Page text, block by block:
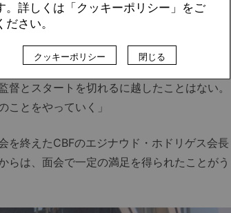
ー）、アレックス・テレス（セビージャ）
戸惑いを口にしていた。
いというのは、普通の状況ではない。4年
とスタートを切れるに越したことはない。
ことをやっていく」
終えたCBFのエジナウド・ホドリゲス会長
らは、面会で一定の満足を得られたことがう
。詳しくは「クッキーポリシー」をご
ださい。
クッキーポリシー 閉じる